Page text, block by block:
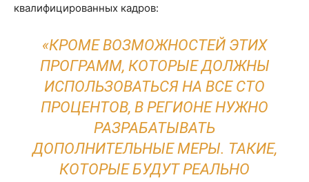
квалифицированных кадров:
«КРОМЕ ВОЗМОЖНОСТЕЙ ЭТИХ
ПРОГРАММ, КОТОРЫЕ ДОЛЖНЫ
ИСПОЛЬЗОВАТЬСЯ НА ВСЕ СТО
ПРОЦЕНТОВ, В РЕГИОНЕ НУЖНО
РАЗРАБАТЫВАТЬ
ДОПОЛНИТЕЛЬНЫЕ МЕРЫ. ТАКИЕ,
КОТОРЫЕ БУДУТ РЕАЛЬНО